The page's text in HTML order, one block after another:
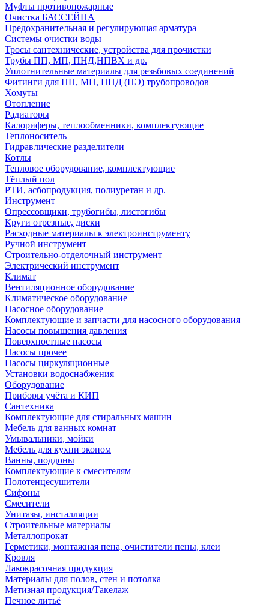
Муфты противопожарные
Очистка БАССЕЙНА
Предохранительная и регулирующая арматура
Системы очистки воды
Тросы сантехнические, устройства для прочистки
Трубы ПП, МП, ПНД,НПВХ и др.
Уплотнительные материалы для резьбовых соединений
Фитинги для ПП, МП, ПНД (ПЭ) трубопроводов
Хомуты
Отопление
Радиаторы
Калориферы, теплообменники, комплектующие
Теплоноситель
Гидравлические разделители
Котлы
Тепловое оборудование, комплектующие
Тёплый пол
РТИ, асбопродукция, полиуретан и др.
Инструмент
Опрессовщики, трубогибы, листогибы
Круги отрезные, диски
Расходные материалы к электроинструменту
Ручной инструмент
Строительно-отделочный инструмент
Электрический инструмент
Климат
Вентиляционное оборудование
Климатическое оборудование
Насосное оборудование
Комплектующие и запчасти для насосного оборудования
Насосы повышения давления
Поверхностные насосы
Насосы прочее
Насосы циркуляционные
Установки водоснабжения
Оборудование
Приборы учёта и КИП
Сантехника
Комплектующие для стиральных машин
Мебель для ванных комнат
Умывальники, мойки
Мебель для кухни эконом
Ванны, поддоны
Комплектующие к смесителям
Полотенцесушители
Сифоны
Смесители
Унитазы, инсталляции
Строительные материалы
Металлопрокат
Герметики, монтажная пена, очистители пены, клеи
Кровля
Лакокрасочная продукция
Материалы для полов, стен и потолка
Метизная продукция/Такелаж
Печное литьё